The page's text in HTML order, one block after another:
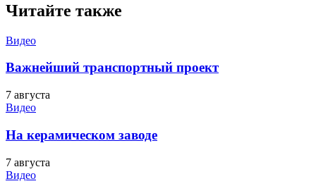
Читайте также
Видео
Важнейший транспортный проект
7 августа
Видео
На керамическом заводе
7 августа
Видео